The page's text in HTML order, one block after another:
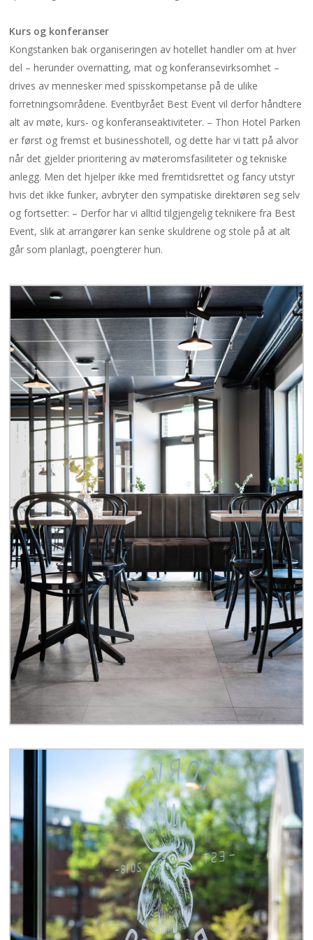
Kurs og konferanser
Kongstanken bak organiseringen av hotellet handler om at hver
del – herunder overnatting, mat og konferansevirksomhet –
drives av mennesker med spisskompetanse på de ulike
forretningsområdene. Eventbyrået Best Event vil derfor håndtere
alt av møte, kurs- og konferanseaktiviteter. – Thon Hotel Parken
er først og fremst et businesshotell, og dette har vi tatt på alvor
når det gjelder prioritering av møteromsfasiliteter og tekniske
anlegg. Men det hjelper ikke med fremtidsrettet og fancy utstyr
hvis det ikke funker, avbryter den sympatiske direktøren seg selv
og fortsetter: – Derfor har vi alltid tilgjengelig teknikere fra Best
Event, slik at arrangører kan senke skuldrene og stole på at alt
går som planlagt, poengterer hun.